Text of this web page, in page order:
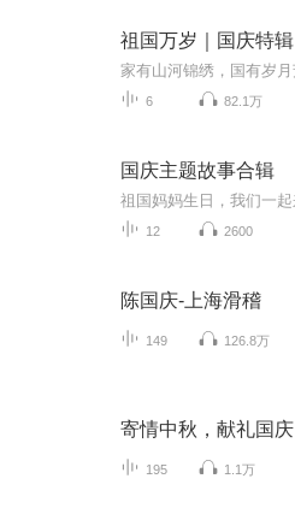
祖国万岁｜国庆特辑
6 82.1万
国庆主题故事合辑
12 2600
陈国庆-上海滑稽
149 126.8万
寄情中秋，献礼国庆
195 1.1万